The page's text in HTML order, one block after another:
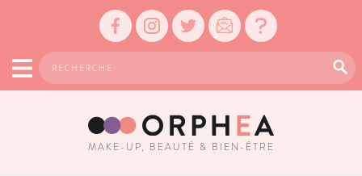
MAKE-UP, BEAUTÉ & BIEN-ÊTRE